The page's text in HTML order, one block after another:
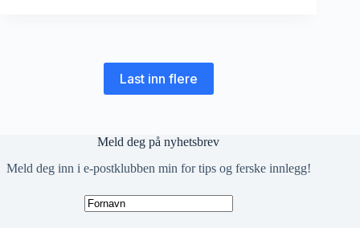
Last inn flere
Meld deg på nyhetsbrev
Meld deg inn i e-postklubben min for tips og ferske innlegg!